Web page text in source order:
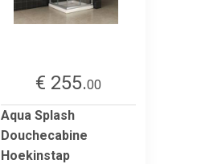
€ 255.00
Aqua Splash
Douchecabine
Hoekinstap